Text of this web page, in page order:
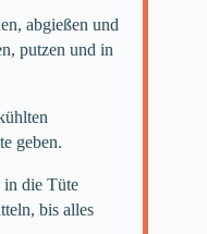
abgießen und
putzen und in
geben.
die Tüte
bis alles